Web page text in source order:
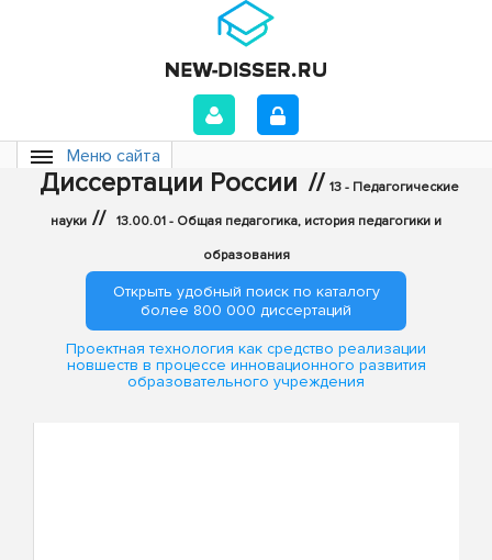
Меню сайта
Диссертации России // 13 - Педагогические
науки // 13.00.01 - Общая педагогика, история педагогики и
образования
Открыть удобный поиск по каталогу
более 800 000 диссертаций
Проектная технология как средство реализации
новшеств в процессе инновационного развития
образовательного учреждения